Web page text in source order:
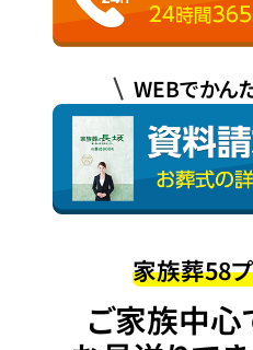
WEBでかん
家族葬58
ご家族中心